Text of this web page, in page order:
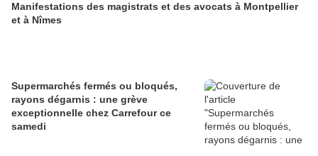
Manifestations des magistrats et des avocats à Montpellier
et à Nîmes
Supermarchés fermés ou bloqués,
rayons dégarnis : une grève
exceptionnelle chez Carrefour ce
samedi